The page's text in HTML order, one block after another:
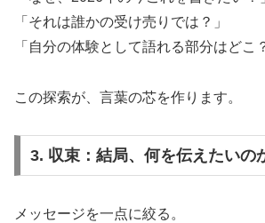
「それは誰かの受け売りでは？」
「自分の体験として語れる部分はどこ
この探索が、言葉の芯を作ります。
3. 収束：結局、何を伝えたいの
メッセージを一点に絞る。